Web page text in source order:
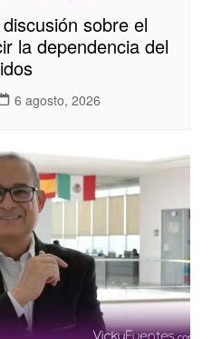
sobre el
la dependencia del
6 agosto, 2026